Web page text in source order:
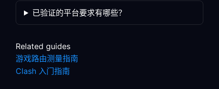
已验证的平台要求有哪些？
Related guides
游戏路由测量指南
Clash 入门指南